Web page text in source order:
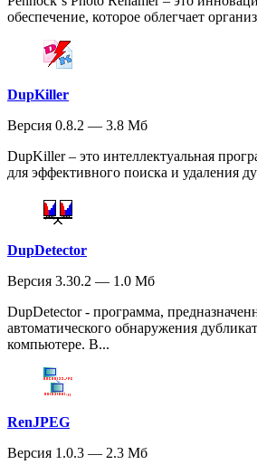
обеспечение, которое облегчает
DupKiller
Версия 0.8.2 — 3.8 Мб
DupKiller – это интеллектуальная
для эффективного поиска и удаления
DupDetector
Версия 3.30.2 — 1.0 Мб
DupDetector - программа,
автоматического обнаружения
компьютере. В...
RenJPEG
Версия 1.0.3 — 2.3 Мб